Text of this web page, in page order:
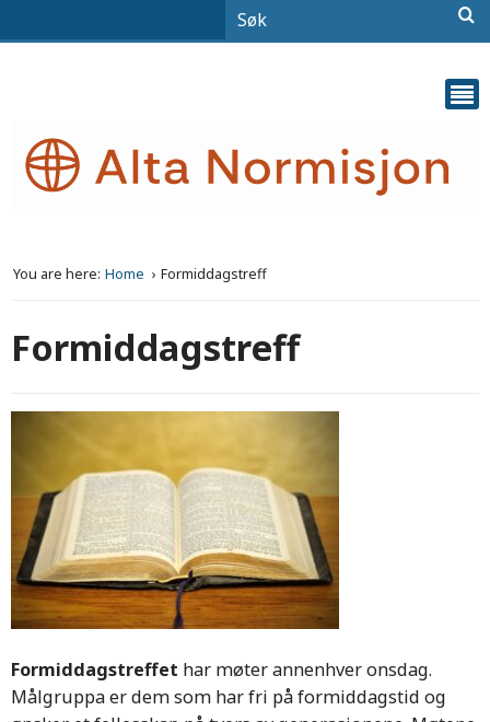
You are here: Home Formiddagstreff
Formiddagstreff
Formiddagstreffet har møter annenhver onsdag.
Målgruppa er dem som har fri på formiddagstid og